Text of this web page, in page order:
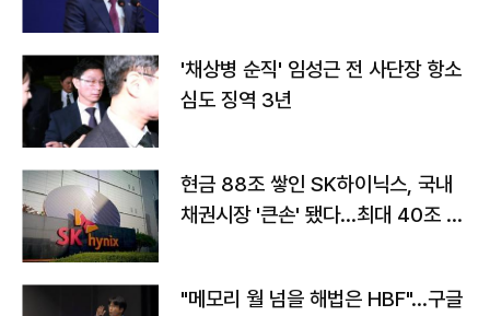
'채상병 순직' 임성근 전 사단장 항소
심도 징역 3년
현금 88조 쌓인 SK하이닉스, 국내
채권시장 '큰손' 됐다…최대 40조 투
"메모리 월 넘을 해법은 HBF"…구글